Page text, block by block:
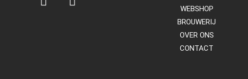
WEBSHOP
BROUWERIJ
OVER ONS
CONTACT